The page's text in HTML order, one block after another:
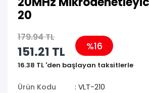
20
179.94 TL
151.21 TL %16
16.38 TL 'den başlayan taksitlerle
Ürün Kodu
: VLT-210